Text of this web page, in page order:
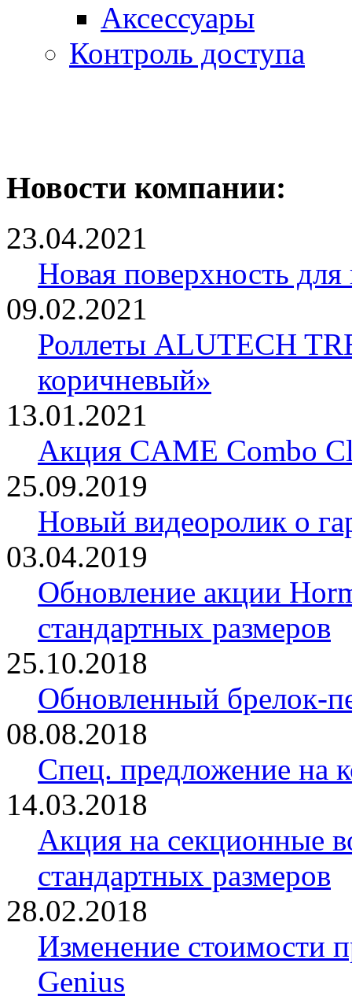
Аксессуары
Контроль доступа
Новости компании:
23.04.2021
Новая поверхность
09.02.2021
Роллеты ALUTECH
коричневый»
13.01.2021
Акция CAME Combo
25.09.2019
Новый видеоролик о
03.04.2019
Обновление акции
стандартных размеров
25.10.2018
Обновленный брелок-
08.08.2018
Спец. предложение на
14.03.2018
Акция на секционные
стандартных размеров
28.02.2018
Изменение стоимости
Genius